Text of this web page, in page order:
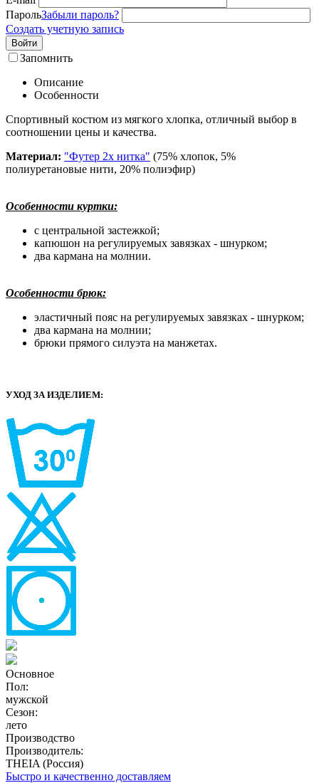
ПарольЗабыли пароль?
Создать учетную запись
Войти
Запомнить
Описание
Особенности
Спортивный костюм из мягкого хлопка, отличный выбор в
соотношении цены и качества.
Материал: "Футер 2х нитка" (75% хлопок, 5%
полиуретановые нити, 20% полиэфир)
Особенности куртки:
с центральной застежкой;
капюшон на регулируемых завязках - шнурком;
два кармана на молнии.
Особенности брюк:
эластичный пояс на регулируемых завязках - шнурком;
два кармана на молнии;
брюки прямого силуэта на манжетах.
УХОД ЗА ИЗДЕЛИЕМ:
Основное
Пол:
мужской
Сезон:
лето
Производство
Производитель:
THEIA (Россия)
Быстро и качественно доставляем